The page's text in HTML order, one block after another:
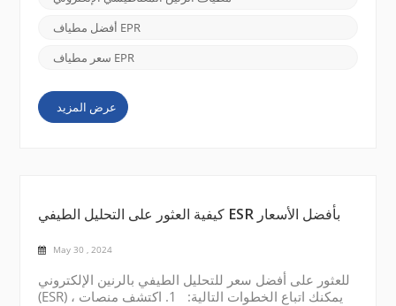
الدقة الطيفية المطلوبة. قوة المجال المغناطيسي: ضع
أفضل مطياف EPR
سعر مطياف EPR
عرض المزيد
كيفية العثور على التحليل الطيفي ESR بأفضل الأسعار
May 30 , 2024
للعثور على أفضل سعر للتحليل الطيفي بالرنين الإلكتروني
(ESR) ، يمكنك اتباع الخطوات التالية: 1. اكتشف منصات